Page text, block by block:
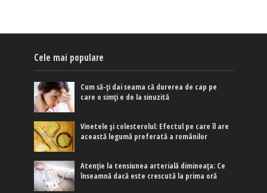
Cele mai populare
Cum să-ți dai seama că durerea de cap pe
care o simți e de la sinuzită
Vinetele și colesterolul: Efectul pe care îl are
această legumă preferată a românilor
Atenție la tensiunea arterială dimineața: Ce
înseamnă dacă este crescută la prima oră